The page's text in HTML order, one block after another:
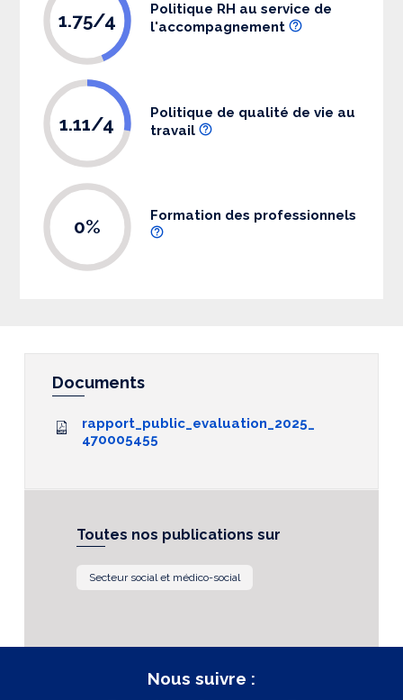
1.75/4
Politique RH au service de
l'accompagnement
1.11/4
Politique de qualité de vie au
travail
0% Formation des professionnels
Documents
rapport_public_evaluation_2025_
470005455
Toutes nos publications sur
Secteur social et médico-social
Nous suivre :